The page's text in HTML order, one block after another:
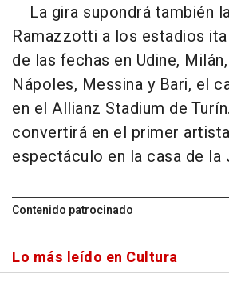
La gira supondrá también
Ramazzotti a los estadios
de las fechas en Udine,
Nápoles, Messina y Bari, el
en el Allianz Stadium de
convertirá en el primer
espectáculo en la casa de la
Contenido patrocinado
Lo más leído en Cultura